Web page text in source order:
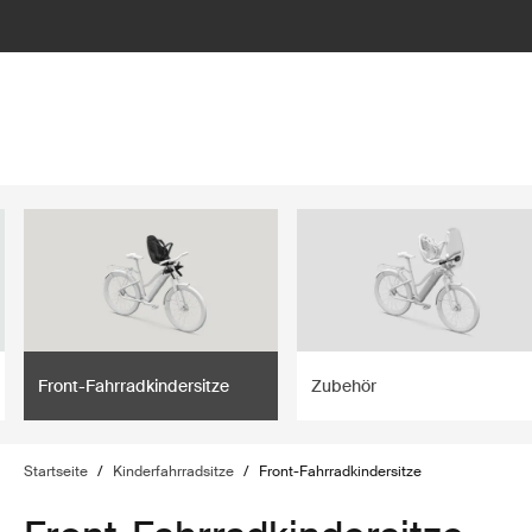
Front-Fahrradkindersitze Zubehör
Startseite / Kinderfahrradsitze / Front-Fahrradkindersitze